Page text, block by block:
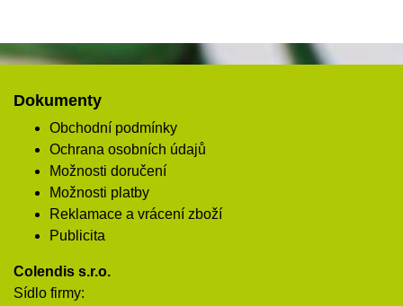
Dokumenty
Obchodní podmínky
Ochrana osobních údajů
Možnosti doručení
Možnosti platby
Reklamace a vrácení zboží
Publicita
Colendis s.r.o.
Sídlo firmy: